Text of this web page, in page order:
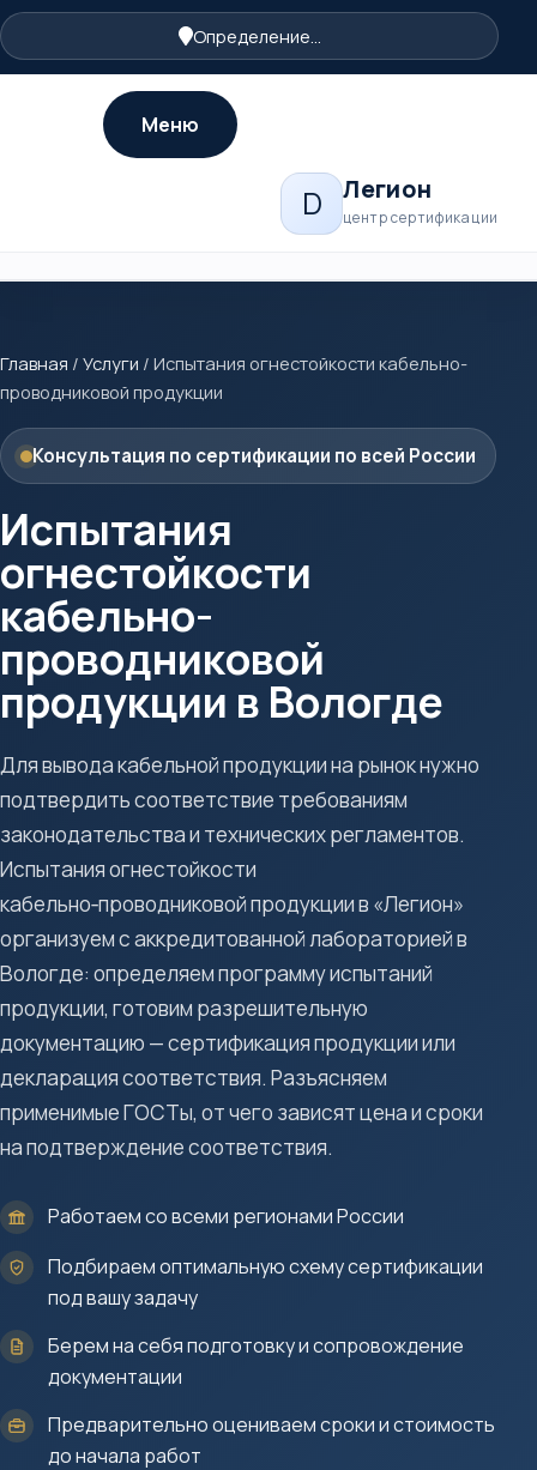
Определение...
D Легион
центр сертификации
Меню
Главная / Услуги / Испытания огнестойкости кабельно-
проводниковой продукции
Консультация по сертификации по всей России
Испытания
огнестойкости
кабельно-
проводниковой
продукции в Вологде
Для вывода кабельной продукции на рынок нужно
подтвердить соответствие требованиям
законодательства и технических регламентов.
Испытания огнестойкости
кабельно‑проводниковой продукции в «Легион»
организуем с аккредитованной лабораторией в
Вологде: определяем программу испытаний
продукции, готовим разрешительную
документацию — сертификация продукции или
декларация соответствия. Разъясняем
применимые ГОСТы, от чего зависят цена и сроки
на подтверждение соответствия.
Работаем со всеми регионами России
Подбираем оптимальную схему сертификации
под вашу задачу
Берем на себя подготовку и сопровождение
документации
Предварительно оцениваем сроки и стоимость
до начала работ